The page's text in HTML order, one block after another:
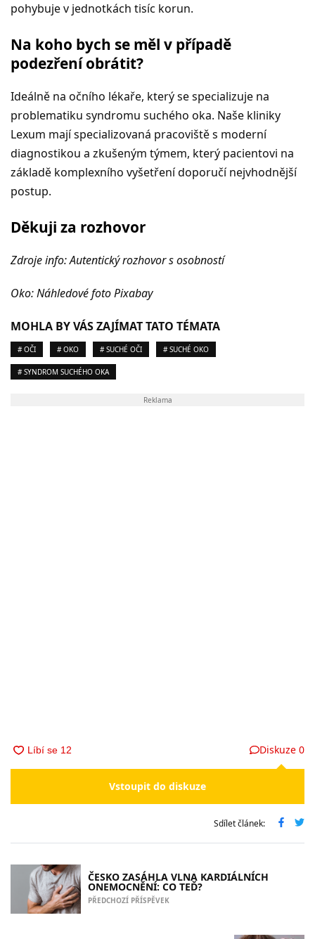
pohybuje v jednotkách tisíc korun.
Na koho bych se měl v případě
podezření obrátit?
Ideálně na očního lékaře, který se specializuje na
problematiku syndromu suchého oka. Naše kliniky
Lexum mají specializovaná pracoviště s moderní
diagnostikou a zkušeným týmem, který pacientovi na
základě komplexního vyšetření doporučí nejvhodnější
postup.
Děkuji za rozhovor
Zdroje info: Autentický rozhovor s osobností
Oko: Náhledové foto Pixabay
MOHLA BY VÁS ZAJÍMAT TATO TÉMATA
# OČI # OKO # SUCHÉ OČI # SUCHÉ OKO
# SYNDROM SUCHÉHO OKA
Reklama
Diskuze 0
Vstoupit do diskuze
Sdílet článek:
ČESKO ZASÁHLA VLNA KARDIÁLNÍCH
ONEMOCNĚNÍ: CO TEĎ?
PŘEDCHOZÍ PŘÍSPĚVEK